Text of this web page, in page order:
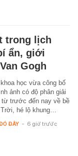
trong lịch
ẩn, giới
Gogh
học vừa công bố
ảnh có độ phân giải
từ trước đến nay về bề
hé lộ khung…
ĐÂY - 6 giờ trước